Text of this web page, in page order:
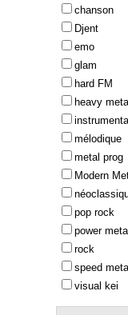
chanson
Djent
emo
glam
hard FM
heavy
mélodique
metal prog
Modern
pop rock
power
rock
speed
visual kei